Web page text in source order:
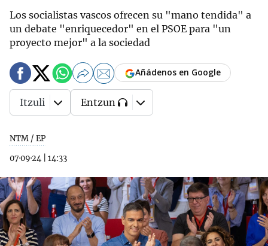
Los socialistas vascos ofrecen su "mano tendida" a
un debate "enriquecedor" en el PSOE para "un
proyecto mejor" a la sociedad
NTM / EP
07·09·24
14:33
Añádenos en Google
Itzuli Entzun